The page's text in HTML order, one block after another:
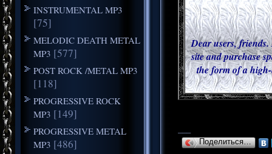
INSTRUMENTAL MP3
[75]
MELODIC DEATH METAL
MP3 [577]
POST ROCK /METAL MP3
[118]
PROGRESSIVE ROCK
MP3 [149]
PROGRESSIVE METAL
MP3 [486]
Dear users,
site and purchase
the form of a
Поделиться…